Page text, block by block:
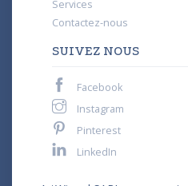
Services
Contactez-nous
SUIVEZ NOUS
Facebook
Instagram
Pinterest
LinkedIn